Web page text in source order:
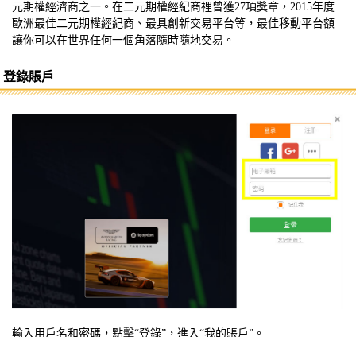
元期權經濟商之一。在二元期權經紀商裡曾獲27項獎章，2015年度
歐洲最佳二元期權經紀商、最具創新交易平台等，最佳移動平台額
讓你可以在世界任何一個角落隨時隨地交易。
登錄賬戶
輸入用戶名和密碼，點擊“登錄”，進入“我的賬戶”。